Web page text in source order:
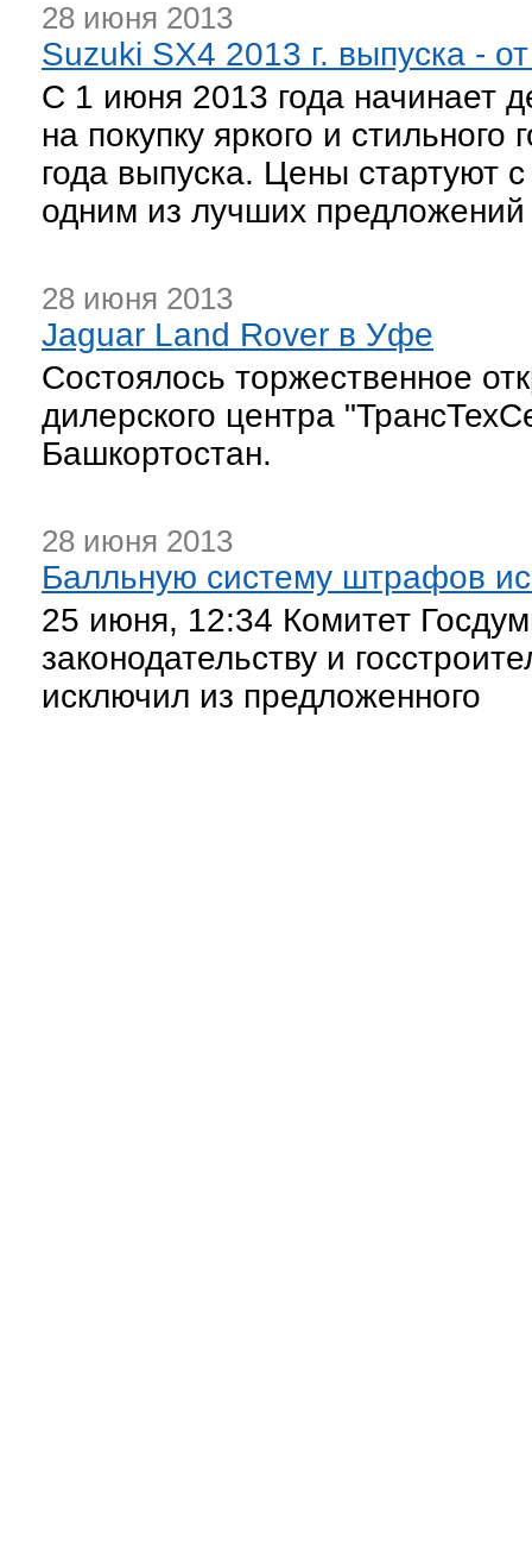
28 июня 2013
Suzuki SX4 2013 г. выпуска -
С 1 июня 2013 года начинает
на покупку яркого и
года выпуска. Цены стартуют
одним из лучших предложений
28 июня 2013
Jaguar Land Rover в Уфе
Cостоялось торжественное
дилерского центра
Башкортостан.
28 июня 2013
Балльную систему штрафов
25 июня, 12:34 Комитет
законодательству и
исключил из предложенного